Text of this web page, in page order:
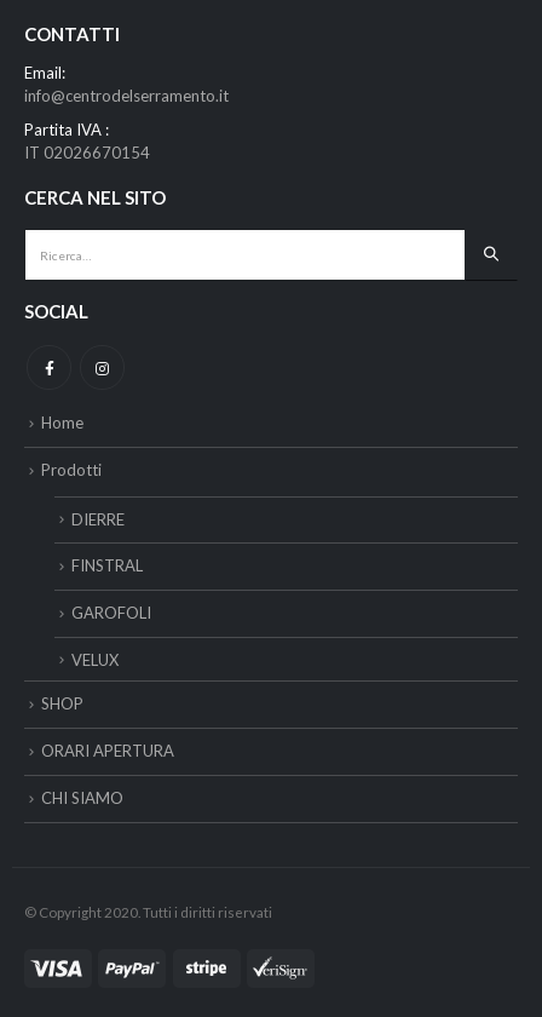
CONTATTI
Email:
info@centrodelserramento.it
Partita IVA :
IT 02026670154
CERCA NEL SITO
SOCIAL
Home
Prodotti
DIERRE
FINSTRAL
GAROFOLI
VELUX
SHOP
ORARI APERTURA
CHI SIAMO
© Copyright 2020. Tutti i diritti riservati